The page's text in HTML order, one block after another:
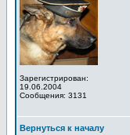
Зарегистрирован:
19.06.2004
Сообщения: 3131
Вернуться к началу